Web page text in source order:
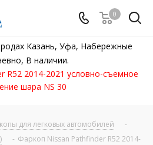
0
Казань, Уфа, Набережные
В наличии.
R52 2014-2021 условно-съемное
шара NS 30
для легковых автомобилей
-
- Фаркоп Nissan Pathfinder R52 2014-